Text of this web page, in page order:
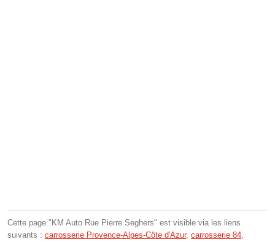
Cette page "KM Auto Rue Pierre Seghers" est visible via les liens
suivants : carrosserie Provence-Alpes-Côte d'Azur, carrosserie 84,